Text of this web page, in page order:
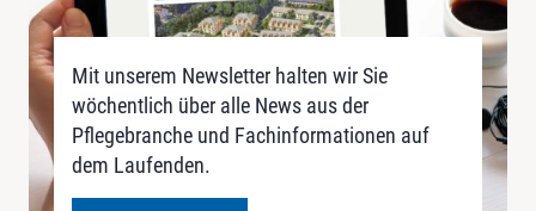
Mit unserem Newsletter halten wir Sie
wöchentlich über alle News aus der
Pflegebranche und Fachinformationen auf
dem Laufenden.